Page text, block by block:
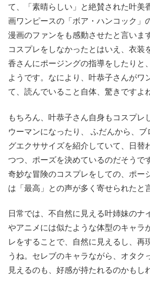
て、「素晴らしい」と絶賛された叶美
画ワンピースの「ボア・ハンコック」
漫画のファンをも感動させたと言いま
コスプレをしなかったとはいえ、衣装
香さんにポージングの指導をしたりと
ようです。なにより、叶恭子さんがワ
て、読んでいること自体、驚きですよ
もちろん、叶恭子さん自身もコスプレ
ウーマンになったり、 ふだんから、ブ
グエクササイズを紹介していて、日替
つつ、ポーズを決めているのだそうで
奇妙な冒険のコスプレをしての、ポー
は「最高」との声が多く寄せられたと
日常では、不自然に見える叶姉妹のナ
やアニメには似たような体型のキャラ
レをすることで、自然に見えるし、再
うね。セレブのキャラながら、オタク
見えるのも、好感が持たれるのかもし